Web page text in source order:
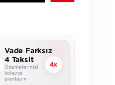
Vade Farksız
4 Taksit
Ödemelerinizi
kolayca
planlayın
4x